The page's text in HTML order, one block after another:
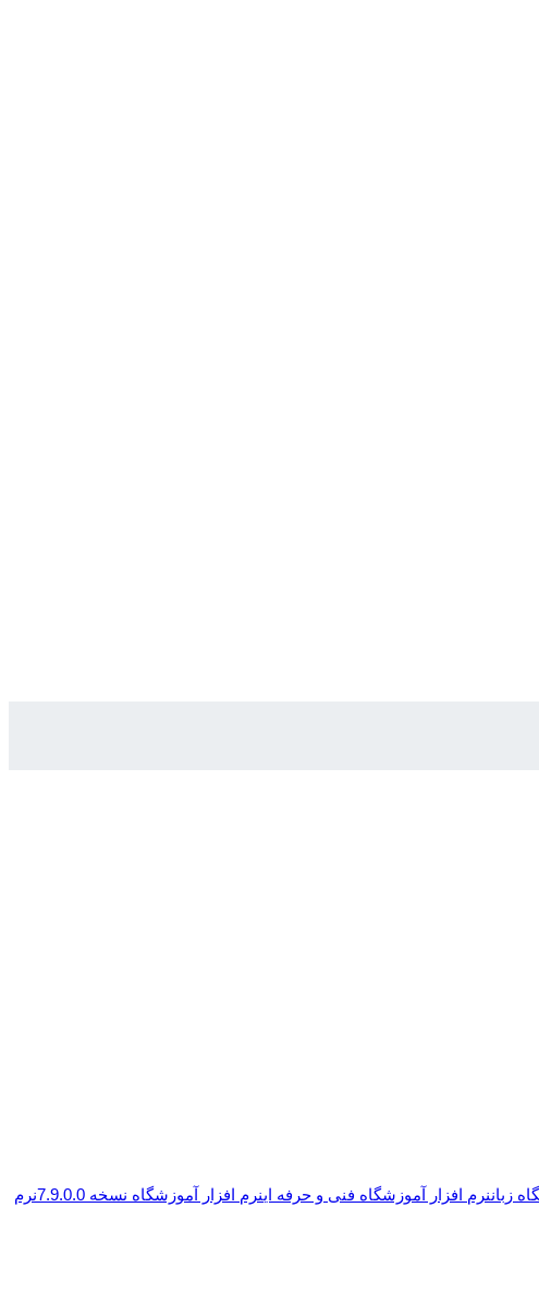
زباننرم افزار آموزشگاه فنی و حرفه اینرم افزار آموزشگاه نسخه 7.9.0.0
نرم